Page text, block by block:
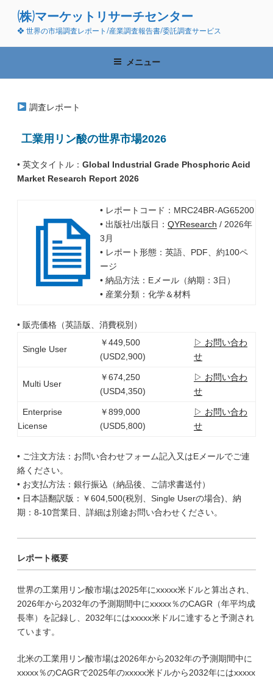
ン
(株)マーケットリサーチセンター
❖ 世界の市場調査レポート/産業調査報告書/委託調査サービス
メニュー
調査レポート
工業用リン酸の世界市場2026
• 英文タイトル： Global Industrial Grade Phosphoric Acid
Market Research Report 2026
• レポートコード：MRC24BR-AG65200
• 出版社/出版日： QYResearch / 2026年
3月
• レポート形態：英語、PDF、約100ペ
ージ
• 納品方法：Eメール（納期：3日）
• 産業分類：化学＆材料
• 販売価格（英語版、消費税別）
Single User
￥449,500
(USD2,900)
▷ お問い合わ
せ
Multi User
￥674,250
(USD4,350)
▷ お問い合わ
せ
Enterprise
License
￥899,000
(USD5,800)
▷ お問い合わ
せ
• ご注文方法：お問い合わせフォーム記入又はEメールでご連
絡ください。
• お支払方法：銀行振込（納品後、ご請求書送付）
• 日本語翻訳版：￥604,500(税別、Single Userの場合)、納
期：8-10営業日、詳細は別途お問い合わせください。
レポート概要
世界の工業用リン酸市場は2025年にxxxxx米ドルと算出され、
2026年から2032年の予測期間中にxxxxx％のCAGR（年平均成
長率）を記録し、2032年にはxxxxx米ドルに達すると予測され
ています。
北米の工業用リン酸市場は2026年から2032年の予測期間中に
xxxxx％のCAGRで2025年のxxxxx米ドルから2032年にはxxxxx